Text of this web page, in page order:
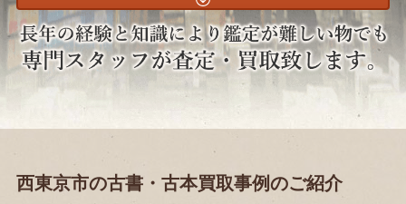
西東京市の古書・古本買取事例のご紹介